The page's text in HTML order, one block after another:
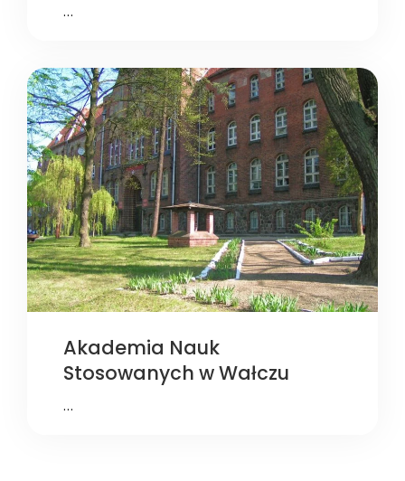
…
Akademia Nauk
Stosowanych w Wałczu
…